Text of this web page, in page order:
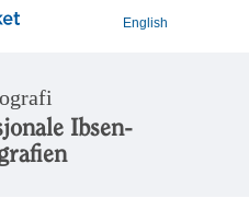
English
Ibsen-